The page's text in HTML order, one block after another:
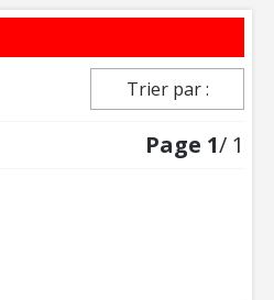
Trier par :
Page 1/ 1